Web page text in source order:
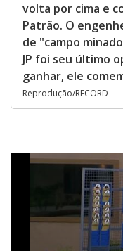
volta por cima e
Patrão. O
de "campo
JP foi seu último
ganhar, ele
Reprodução/RECORD